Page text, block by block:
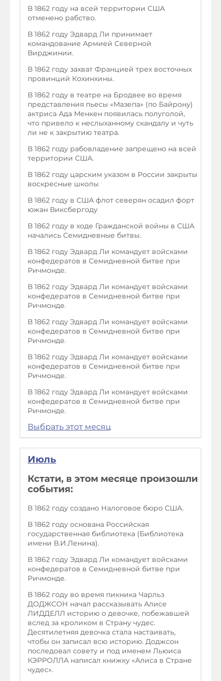
В 1862 году на всей территории США
отменено рабство.
В 1862 году Эдвард Ли принимает
командование Армией Северной
Вирджинии.
В 1862 году захват Францией трех восточных
провинций Кохинхины.
В 1862 году в театре на Бродвее во время
представления пьесы «Мазепа» (по Байрону)
актриса Ада Менкен появилась полуголой,
что привело к неслыханному скандалу и чуть
ли не к закрытию театра.
В 1862 году рабовладение запрещено на всей
территории США.
В 1862 году царским указом в России закрыты
воскресные школы
В 1862 году в США флот северян осадил форт
южан Виксбергоду
В 1862 году в ходе Гражданской войны в США
начались Семидневные битвы.
В 1862 году Эдвард Ли командует войсками
конфедератов в Семидневной битве при
Ричмонде.
В 1862 году Эдвард Ли командует войсками
конфедератов в Семидневной битве при
Ричмонде.
В 1862 году Эдвард Ли командует войсками
конфедератов в Семидневной битве при
Ричмонде.
В 1862 году Эдвард Ли командует войсками
конфедератов в Семидневной битве при
Ричмонде.
В 1862 году Эдвард Ли командует войсками
конфедератов в Семидневной битве при
Ричмонде.
Выбрать этот месяц
Июль
Кстати, в этом месяце произошли
события:
В 1862 году создано Налоговое бюро США.
В 1862 году основана Российская
государственная библиотека (Библиотека
имени В.И.Ленина).
В 1862 году Эдвард Ли командует войсками
конфедератов в Семидневной битве при
Ричмонде.
В 1862 году во время пикника Чарльз
ДОДЖСОН начал рассказывать Алисе
ЛИДДЕЛЛ историю о девочке, побежавшей
вслед за кроликом в Страну чудес.
Десятилетняя девочка стала настаивать,
чтобы он записал всю историю. Доджсон
последовал совету и под именем Льюиса
КЭРРОЛЛА написал книжку «Алиса в Стране
чудес».